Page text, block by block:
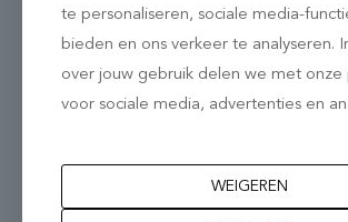
te personaliseren, sociale media-
bieden en ons verkeer te analyseren.
over jouw gebruik delen we met onze
voor sociale media, advertenties en
WEIGEREN